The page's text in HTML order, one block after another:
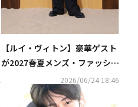
【ルイ・ヴィトン】豪華ゲスト
が2027春夏メンズ・ファッショ
2026/06/24 18:46